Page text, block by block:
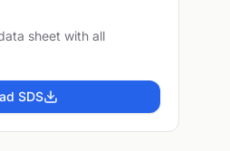
sheet with all
SDS